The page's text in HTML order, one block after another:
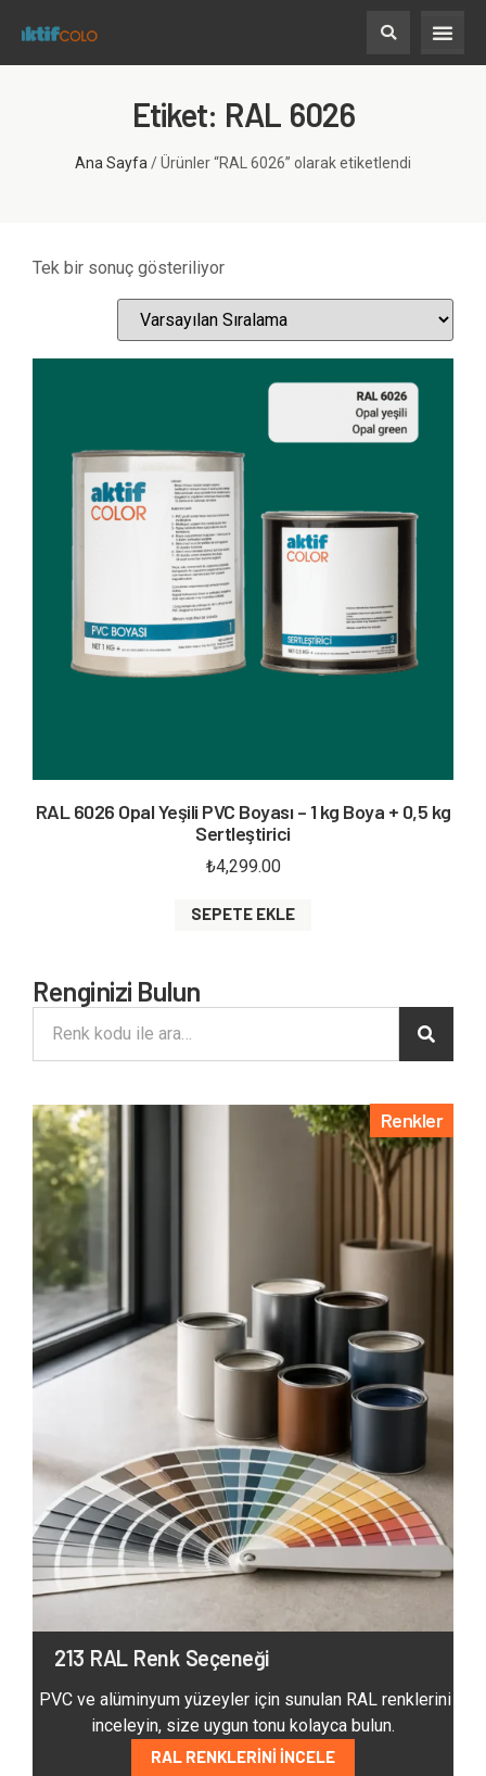
Etiket: RAL 6026
Ana Sayfa / Ürünler “RAL 6026” olarak etiketlendi
Tek bir sonuç gösteriliyor
RAL 6026 Opal Yeşili PVC Boyası – 1 kg Boya + 0,5 kg
Sertleştirici
₺4,299.00
SEPETE EKLE
Renginizi Bulun
Renkler
213 RAL Renk Seçeneği
PVC ve alüminyum yüzeyler için sunulan RAL renklerini
inceleyin, size uygun tonu kolayca bulun.
RAL RENKLERINI İNCELE